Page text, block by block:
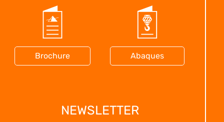
Brochure Abaques
NEWSLETTER